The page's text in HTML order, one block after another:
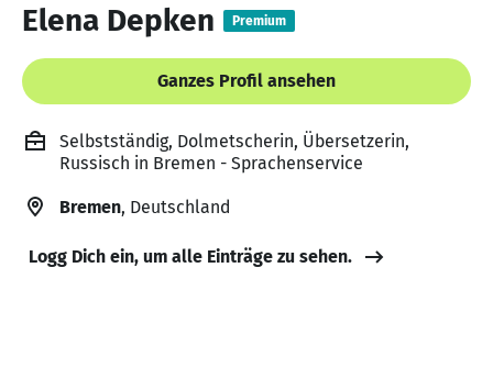
Elena Depken Premium
Ganzes Profil ansehen
Selbstständig, Dolmetscherin, Übersetzerin,
Russisch in Bremen - Sprachenservice
Bremen, Deutschland
Logg Dich ein, um alle Einträge zu sehen.